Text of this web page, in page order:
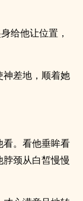
给他让位置，
差地，顺着她
。看他垂眸看
颈从白皙慢慢